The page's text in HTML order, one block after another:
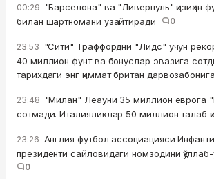
00:29 "Барселона" ва "Ливерпуль" қизиққан
билан шартномани узайтиради
0
23:53 "Сити" Траффордни "Лидс" учун
40 миллион фунт ва бонуслар эвазига
тарихдаги энг қиммат британ
23:48 "Милан" Леауни 35 миллион еврога
сотмади. Италияликлар 50 миллион талаб
23:26 Англия футбол ассоциацияси
президенти сайловидаги номзодини
0